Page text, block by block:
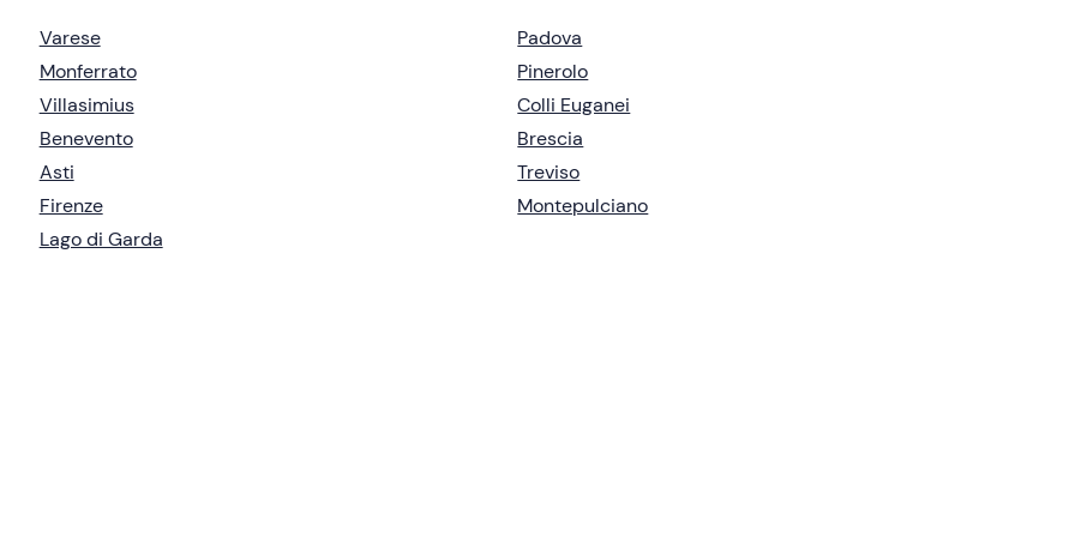
Varese
Monferrato
Villasimius
Benevento
Asti
Firenze
Lago di Garda
Padova
Pinerolo
Colli Euganei
Brescia
Treviso
Montepulciano